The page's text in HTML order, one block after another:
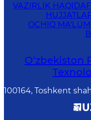
VAZIRLIK HAQIDA
OCHIQ
O‘zbekiston
100164, Toshkent